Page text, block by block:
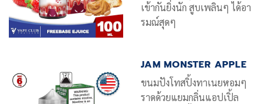
เข้ากันยิ่งนัก สูบเพลินๆ ได้อา
รมณ์สุดๆ
JAM MONSTER APPLE
ขนมปังโทสปิ้งทาเนยหอมๆ
ราดด้วยแยมกลิ่นแอปเปิ้ล